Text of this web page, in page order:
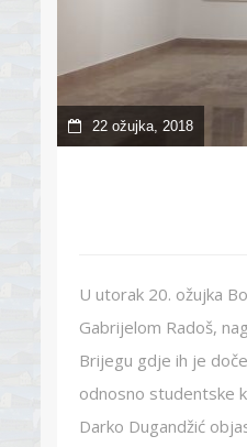
22 ožujka, 2018
U utorak 20. ožujka
Gabrijelom Radoš,
Brijegu gdje ih je
odnosno studentske
Darko Dugandžić